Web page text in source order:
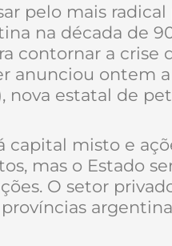
pelo mais
na década de
contornar a crise
anunciou ontem
nova estatal de
capital misto e
mas o Estado
O setor